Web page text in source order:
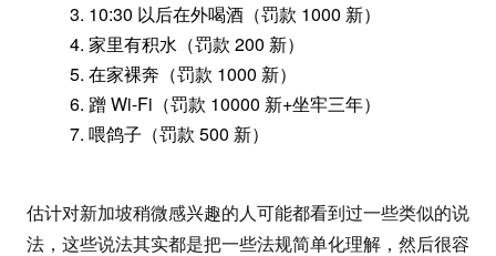
10:30 以后在外喝酒（罚款 1000 新）
家里有积水（罚款 200 新）
在家裸奔（罚款 1000 新）
蹭 Wi-Fi（罚款 10000 新+坐牢三年）
喂鸽子（罚款 500 新）
估计对新加坡稍微感兴趣的人可能都看到过一些类似的说
法，这些说法其实都是把一些法规简单化理解，然后很容